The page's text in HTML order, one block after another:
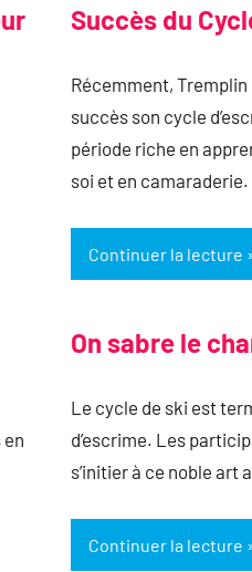
Succès du
Récemment,
succès son cycle
période riche en
soi et en
Continuer la lecture
On sabre le
Le cycle de ski est
d’escrime. Les
s’initier à ce noble art
Continuer la lecture